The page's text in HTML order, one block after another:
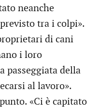
neanche
tra i colpi».
di cani
i loro
passeggiata della
al lavoro».
«Ci è capitato